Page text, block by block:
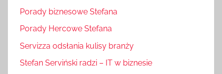
Porady biznesowe Stefana
Porady Hercowe Stefana
Servizza odsłania kulisy branży
Stefan Serviński radzi – IT w biznesie